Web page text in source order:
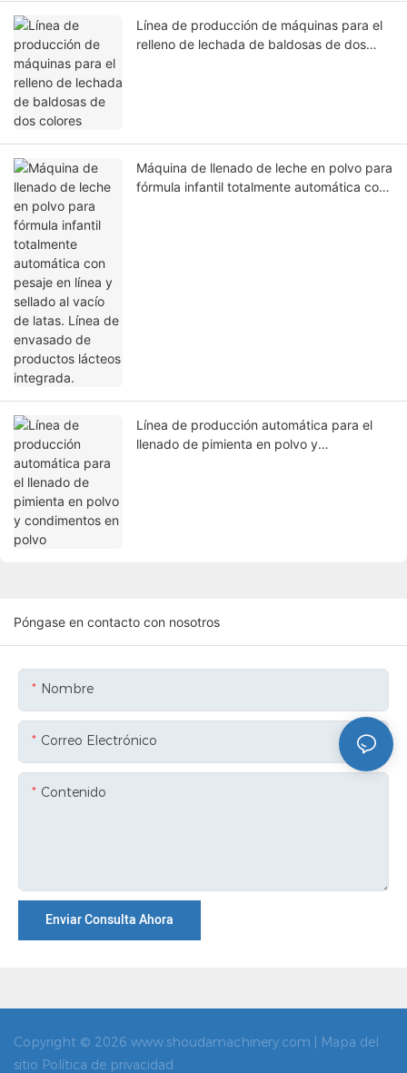
Línea de producción de máquinas para el
relleno de lechada de baldosas de dos
Máquina de llenado de leche en polvo para
fórmula infantil totalmente automática con
Línea de producción automática para el
llenado de pimienta en polvo y
Póngase en contacto con nosotros
Nombre
Correo Electrónico
Contenido
Enviar Consulta Ahora
Copyright © 2026 www.shoudamachinery.com |
Mapa del
sitio Política de privacidad